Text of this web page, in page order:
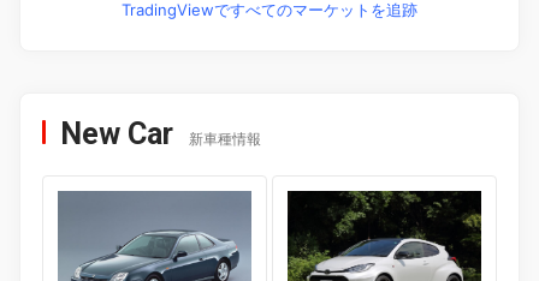
TradingViewですべてのマーケットを追跡
New Car 新車種情報